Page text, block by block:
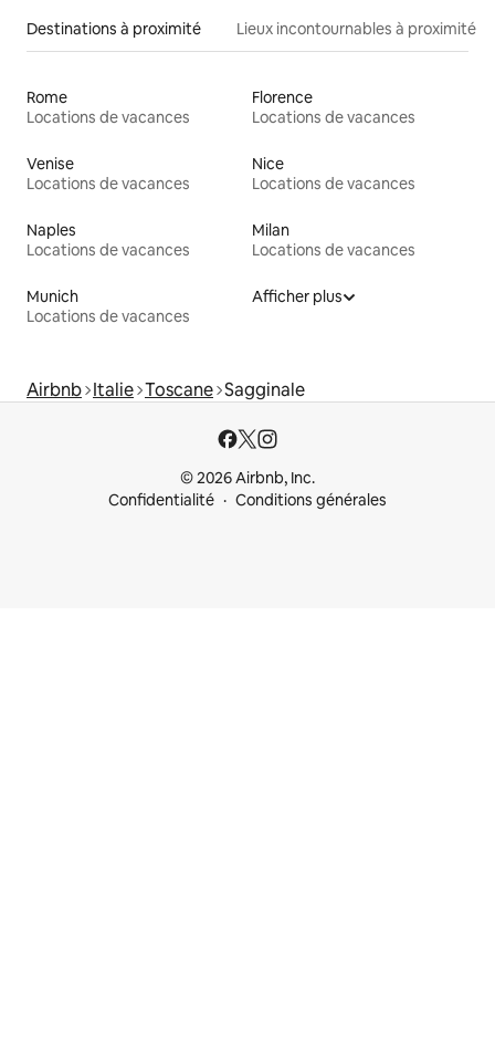
Destinations à proximité Lieux incontournables à proximité
Rome
Locations de vacances
Florence
Locations de vacances
Venise
Locations de vacances
Nice
Locations de vacances
Naples
Locations de vacances
Milan
Locations de vacances
Munich
Locations de vacances
Afficher plus
Airbnb Italie Toscane Sagginale
© 2026 Airbnb, Inc.
Confidentialité
Conditions générales